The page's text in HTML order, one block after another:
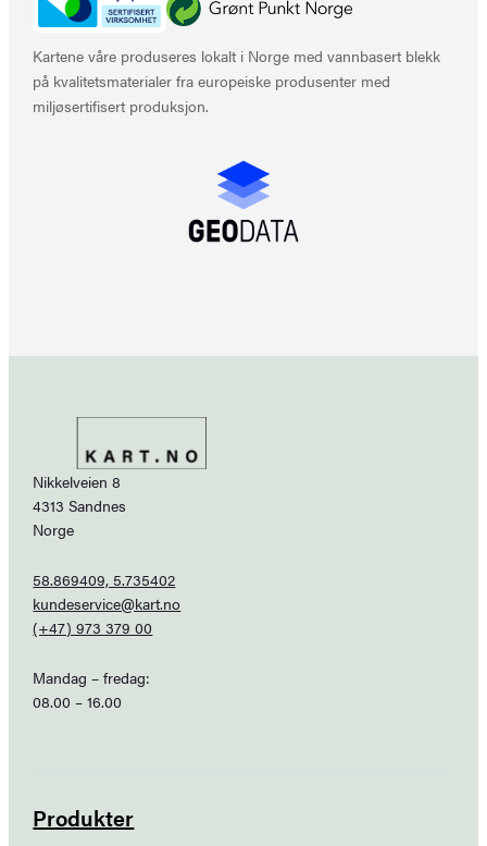
Kartene våre produseres lokalt i Norge med vannbasert blekk
på kvalitetsmaterialer fra europeiske produsenter med
miljøsertifisert produksjon.
Nikkelveien 8
4313 Sandnes
Norge
58.869409, 5.735402
kundeservice@kart.no
(+47) 973 379 00
Mandag – fredag:
08.00 – 16.00
Produkter